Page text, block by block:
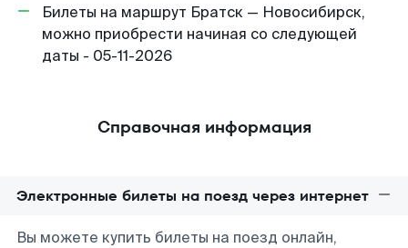
Билеты на маршрут Братск — Новосибирск,
можно приобрести начиная со следующей
даты - 05-11-2026
Справочная информация
Электронные билеты на поезд через интернет
Вы можете купить билеты на поезд онлайн,